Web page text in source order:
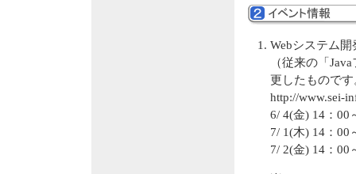
Webシステム
（従来の「
更したものです
http://www.sei-
6/ 4(金) 14：
7/ 1(木) 14：
7/ 2(金) 14：